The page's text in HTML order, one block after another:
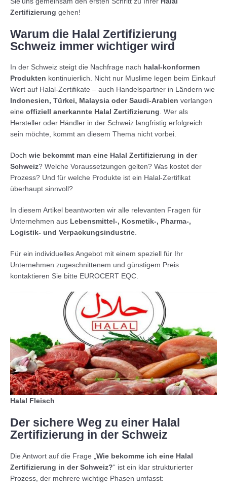
Zertifizierung gehen!
Warum die Halal Zertifizierung
Schweiz immer wichtiger wird
In der Schweiz steigt die Nachfrage nach halal-konformen
Produkten kontinuierlich. Nicht nur Muslime legen beim Einkauf
Wert auf Halal-Zertifikate – auch Handelspartner in Ländern wie
Indonesien, Türkei, Malaysia oder Saudi-Arabien verlangen
eine offiziell anerkannte Halal Zertifizierung . Wer als
Hersteller oder Händler in der Schweiz langfristig erfolgreich
sein möchte, kommt an diesem Thema nicht vorbei.
Doch wie bekommt man eine Halal Zertifizierung in der
Schweiz? Welche Voraussetzungen gelten? Was kostet der
Prozess? Und für welche Produkte ist ein Halal-Zertifikat
überhaupt sinnvoll?
In diesem Artikel beantworten wir alle relevanten Fragen für
Unternehmen aus Lebensmittel-, Kosmetik-, Pharma-,
Logistik- und Verpackungsindustrie
Für ein individuelles Angebot mit einem speziell für Ihr
Unternehmen zugeschnittenem und günstigem Preis
kontaktieren Sie bitte EUROCERT EQC.
Halal Fleisch
Der sichere Weg zu einer Halal
Zertifizierung in der Schweiz
Die Antwort auf die Frage „ Wie bekomme ich eine Halal
Zertifizierung in der Schweiz?“ ist ein klar strukturierter
Prozess, der mehrere wichtige Phasen umfasst: